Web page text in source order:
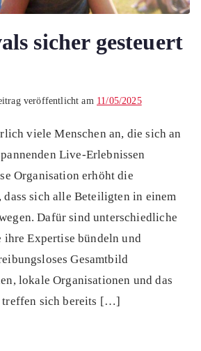
sicher gesteuert
veröffentlicht am 11/05/2025
viele Menschen an, die sich an
Live-Erlebnissen
Organisation erhöht die
sich alle Beteiligten in einem
Dafür sind unterschiedliche
Expertise bündeln und
Gesamtbild
lokale Organisationen und das
treffen sich bereits […]